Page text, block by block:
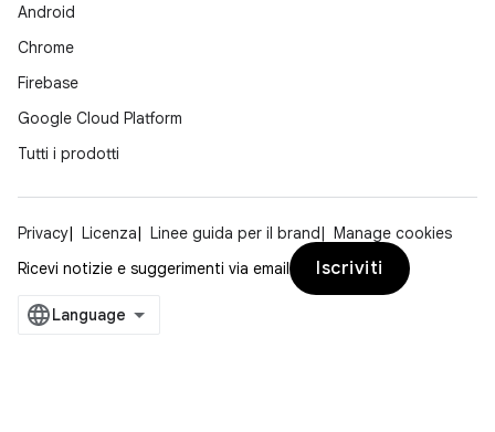
Android
Chrome
Firebase
Google Cloud Platform
Tutti i prodotti
Privacy Licenza Linee guida per il brand
Manage cookies
Ricevi notizie e suggerimenti via email
Iscriviti